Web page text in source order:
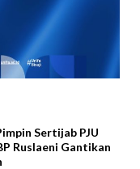
Sertijab PJU
Ruslaeni Gantikan